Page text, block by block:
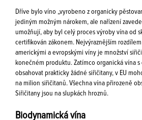
Dříve bylo víno „vyrobeno z organicky
jediným možným nárokem, ale nařízení
umožňují, aby byl celý proces výroby vína od
certifikován zákonem. Nejvýraznějším
americkými a evropskými víny je množství
konečném produktu. Zatímco organická vína
obsahovat prakticky žádné siřičitany, v EU
na milion siřičitanů. Všechna vína přirozeně
Siřičitany jsou na slupkách hroznů.
Biodynamická vína